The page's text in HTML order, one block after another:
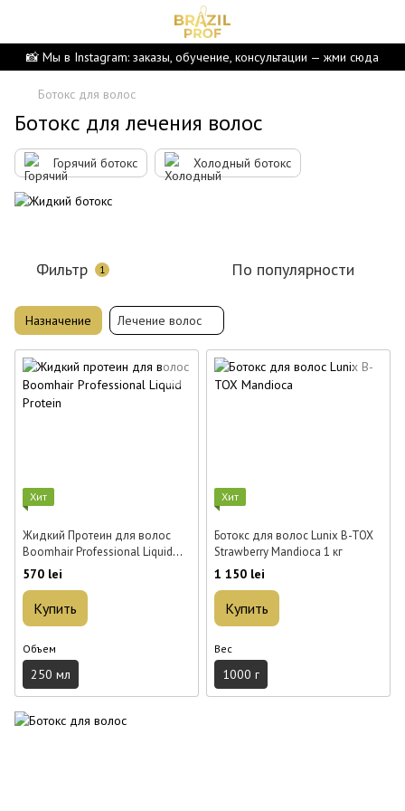
📸 Мы в Instagram: заказы, обучение, консультации — жми сюда
Ботокс для волос
Ботокс для лечения волос
Горячий ботокс Холодный ботокс
Фильтр 1 По популярности
Назначение Лечение волос
Хит
Жидкий Протеин для волос
Boomhair Professional Liquid
570 lei
Купить
Объем
250 мл
Хит
Ботокс для волос Lunix B-TOX
Strawberry Mandioca 1 кг
1 150 lei
Купить
Вес
1000 г